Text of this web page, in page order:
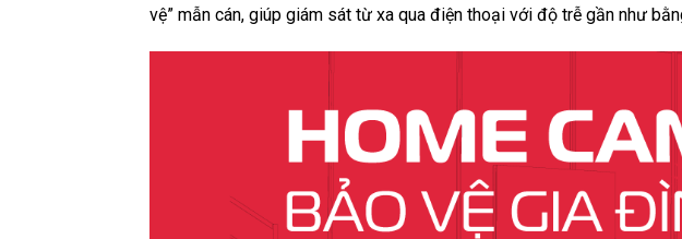
vệ” mẫn cán, giúp giám sát từ xa qua điện thoại với độ trễ gần như